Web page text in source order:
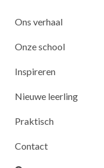
Ons verhaal
Onze school
Inspireren
Nieuwe leerling
Praktisch
Contact